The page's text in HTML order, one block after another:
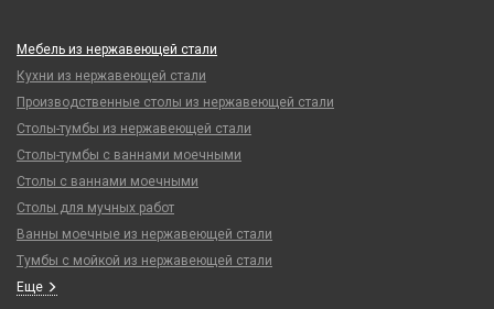
Мебель из нержавеющей стали
Кухни из нержавеющей стали
Производственные столы из нержавеющей стали
Столы-тумбы из нержавеющей стали
Столы-тумбы с ваннами моечными
Столы с ваннами моечными
Столы для мучных работ
Ванны моечные из нержавеющей стали
Тумбы с мойкой из нержавеющей стали
Еще